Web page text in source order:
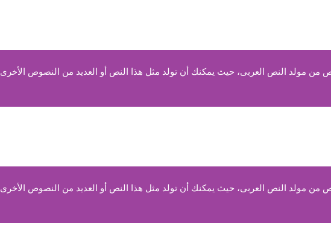
مولد النص العربى، حيث يمكنك أن تولد مثل هذا النص أو العديد من النصوص الأخرى
مولد النص العربى، حيث يمكنك أن تولد مثل هذا النص أو العديد من النصوص الأخرى